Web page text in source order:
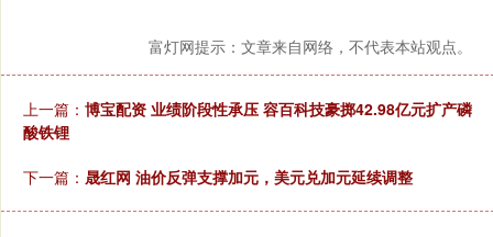
富灯网提示：文章来自网络，不代表本站观点。
上一篇： 博宝配资 业绩阶段性承压 容百科技豪掷42.98亿元扩产磷
酸铁锂
下一篇： 晟红网 油价反弹支撑加元，美元兑加元延续调整